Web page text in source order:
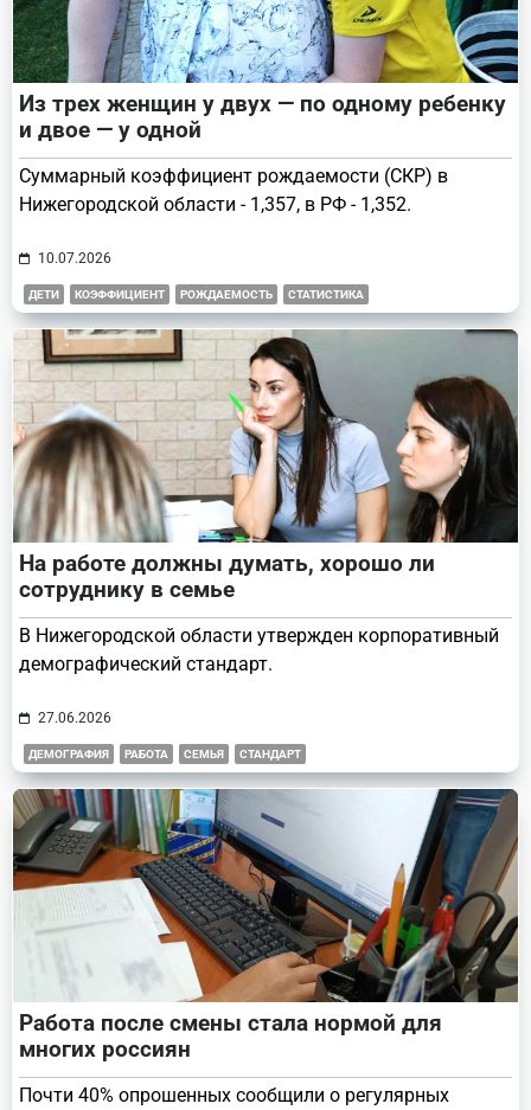
Из трех женщин у двух — по одному ребенку
и двое — у одной
Суммарный коэффициент рождаемости (СКР) в
Нижегородской области - 1,357, в РФ - 1,352.
10.07.2026
ДЕТИ КОЭФФИЦИЕНТ РОЖДАЕМОСТЬ СТАТИСТИКА
На работе должны думать, хорошо ли
сотруднику в семье
В Нижегородской области утвержден корпоративный
демографический стандарт.
27.06.2026
ДЕМОГРАФИЯ РАБОТА СЕМЬЯ СТАНДАРТ
Работа после смены стала нормой для
многих россиян
Почти 40% опрошенных сообщили о регулярных